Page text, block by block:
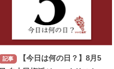
記事
【今日は何の日？】8月5